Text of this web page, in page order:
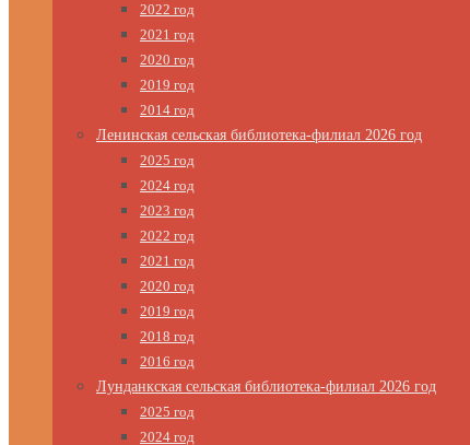
2022 год
2021 год
2020 год
2019 год
2014 год
Ленинская сельская библиотека-филиал 2026 год
2025 год
2024 год
2023 год
2022 год
2021 год
2020 год
2019 год
2018 год
2016 год
Лунданкская сельская библиотека-филиал 2026 год
2025 год
2024 год